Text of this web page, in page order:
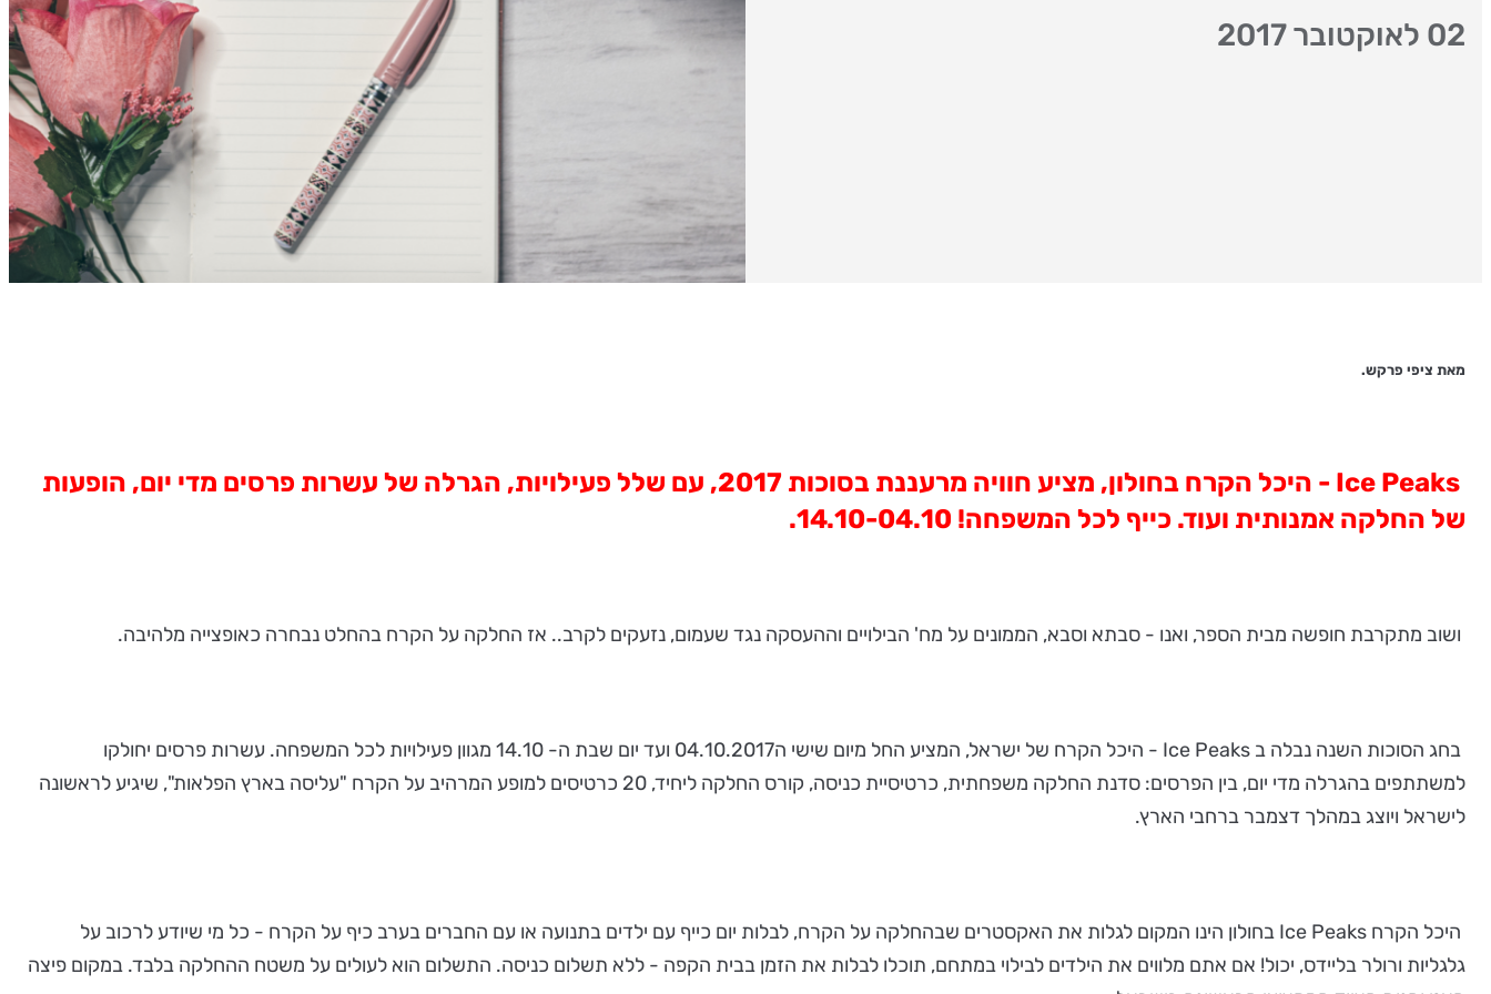
02 לאוקטובר 2017
מאת ציפי פרקש.
Ice Peaks
- היכל הקרח בחולון, מציע חוויה מרעננת בסוכות 2017, עם שלל פעילויות, הגרלה של עשרות פרסים מדי יום, הופעות
של החלקה אמנותית ועוד. כייף לכל המשפחה! 14.10-04.10.
ושוב מתקרבת חופשה מבית הספר, ואנו - סבתא וסבא, הממונים על מח' הבילויים וההעסקה נגד שעמום, נזעקים לקרב.. אז החלקה על הקרח בהחלט נבחרה כאופצייה מלהיבה.
בחג הסוכות השנה נבלה ב Ice Peaks - היכל הקרח של ישראל, המציע החל מיום שישי ה04.10.2017 ועד יום שבת ה- 14.10 מגוון פעילויות לכל המשפחה. עשרות פרסים יחולקו
למשתתפים בהגרלה מדי יום, בין הפרסים: סדנת החלקה משפחתית, כרטיסיית כניסה, קורס החלקה ליחיד, 20 כרטיסים למופע המרהיב על הקרח "עליסה בארץ הפלאות", שיגיע לראשונה
לישראל ויוצג במהלך דצמבר ברחבי הארץ.
היכל הקרח Ice Peaks בחולון הינו המקום לגלות את האקסטרים שבהחלקה על הקרח, לבלות יום כייף עם ילדים בתנועה או עם החברים בערב כיף על הקרח - כל מי שיודע לרכוב על
גלגליות ורולר בליידס, יכול! אם אתם מלווים את הילדים לבילוי במתחם, תוכלו לבלות את הזמן בבית הקפה - ללא תשלום כניסה. התשלום הוא לעולים על משטח ההחלקה בלבד. במקום פיצה